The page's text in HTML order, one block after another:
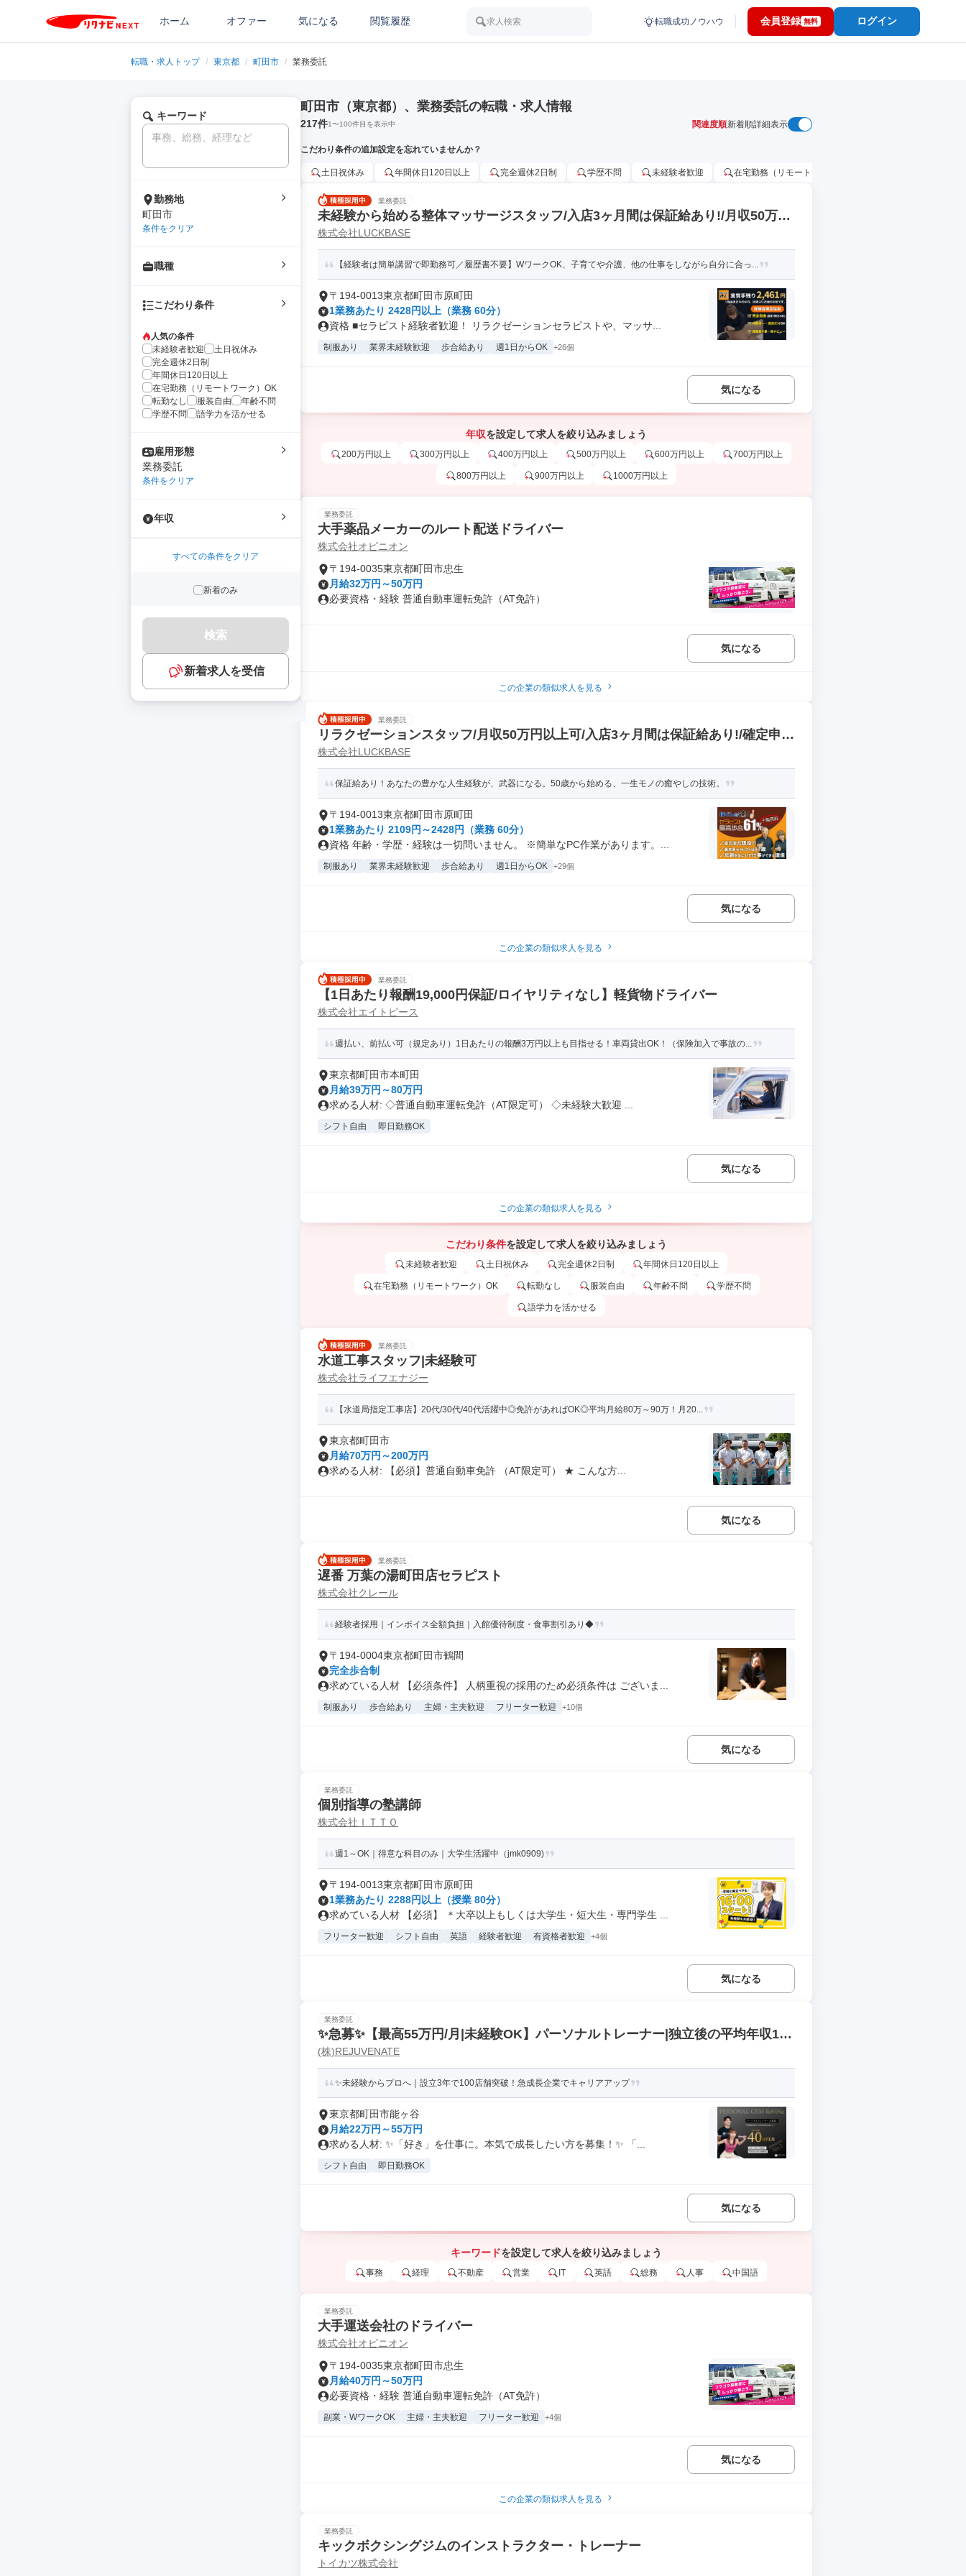
ホーム オファー 気になる 閲覧履歴 求人検索 転職成功ノウハウ 会員登録 無料 ログイン
転職・求人トップ / 東京都 / 町田市 / 業務委託
キーワード
勤務地
町田市
条件をクリア
職種
こだわり条件
人気の条件
未経験者歓迎
土日祝休み
完全週休2日制
年間休日120日以上
在宅勤務（リモートワーク）OK
転勤なし
服装自由
年齢不問
学歴不問
語学力を活かせる
雇用形態
業務委託
条件をクリア
年収
すべての条件をクリア
新着のみ
検索
新着求人を受信
町田市（東京都）、業務委託の転職・求人情報
217件1〜100件目を表示中 関連度順新着順詳細表示
こだわり条件の追加設定を忘れていませんか？
土日祝休み 年間休日120日以上 完全週休2日制 学歴不問 未経験者歓迎 在宅勤務（リモートワーク）OK
業務委託
未経験から始める整体マッサージスタッフ/入店3ヶ月間は保証給あり!/月収50万円
以上可/働き方自由!
株式会社LUCKBASE
【経験者は簡単講習で即勤務可／履歴書不要】WワークOK、子育てや介護、他の仕事をしながら自分に合っ...
〒194-0013東京都町田市原町田
1業務あたり 2428円以上（業務 60分）
資格 ■セラピスト経験者歓迎！ リラクゼーションセラピストや、マッサ...
制服あり 業界未経験歓迎 歩合給あり 週1日からOK +26個
気になる
年収を設定して求人を絞り込みましょう
200万円以上 300万円以上 400万円以上 500万円以上 600万円以上 700万円以上
800万円以上 900万円以上 1000万円以上
業務委託
大手薬品メーカーのルート配送ドライバー
株式会社オピニオン
〒194-0035東京都町田市忠生
月給32万円～50万円
必要資格・経験 普通自動車運転免許（AT免許）
気になる
この企業の類似求人を見る
業務委託
リラクゼーションスタッフ/月収50万円以上可/入店3ヶ月間は保証給あり!/確定申告
サポートあり
株式会社LUCKBASE
保証給あり！あなたの豊かな人生経験が、武器になる。50歳から始める、一生モノの癒やしの技術。
〒194-0013東京都町田市原町田
1業務あたり 2109円～2428円（業務 60分）
資格 年齢・学歴・経験は一切問いません。 ※簡単なPC作業があります。...
制服あり 業界未経験歓迎 歩合給あり 週1日からOK +29個
気になる
この企業の類似求人を見る
業務委託
【1日あたり報酬19,000円保証/ロイヤリティなし】軽貨物ドライバー
株式会社エイトピース
週払い、前払い可（規定あり）1日あたりの報酬3万円以上も目指せる！車両貸出OK！（保険加入で事故の...
東京都町田市本町田
月給39万円～80万円
求める人材: ◇普通自動車運転免許（AT限定可） ◇未経験大歓迎 ...
シフト自由 即日勤務OK
気になる
この企業の類似求人を見る
こだわり条件を設定して求人を絞り込みましょう
未経験者歓迎 土日祝休み 完全週休2日制 年間休日120日以上
在宅勤務（リモートワーク）OK 転勤なし 服装自由 年齢不問 学歴不問
語学力を活かせる
業務委託
水道工事スタッフ|未経験可
株式会社ライフエナジー
【水道局指定工事店】20代/30代/40代活躍中◎免許があればOK◎平均月給80万～90万！月20...
東京都町田市
月給70万円～200万円
求める人材: 【必須】普通自動車免許 （AT限定可） ★ こんな方...
気になる
業務委託
遅番 万葉の湯町田店セラピスト
株式会社クレール
経験者採用｜インボイス全額負担｜入館優待制度・食事割引あり◆
〒194-0004東京都町田市鶴間
完全歩合制
求めている人材 【必須条件】 人柄重視の採用のため必須条件は ございま...
制服あり 歩合給あり 主婦・主夫歓迎 フリーター歓迎 +10個
気になる
業務委託
個別指導の塾講師
株式会社ＩＴＴＯ
週1～OK｜得意な科目のみ｜大学生活躍中（jmk0909)
〒194-0013東京都町田市原町田
1業務あたり 2288円以上（授業 80分）
求めている人材 【必須】 ＊大卒以上もしくは大学生・短大生・専門学生 ...
フリーター歓迎 シフト自由 英語 経験者歓迎 有資格者歓迎 +4個
気になる
業務委託
✨️急募✨️【最高55万円/月|未経験OK】パーソナルトレーナー|独立後の平均年収1,5
50万|鶴川店
(株)REJUVENATE
✨未経験からプロへ｜設立3年で100店舗突破！急成長企業でキャリアアップ
東京都町田市能ヶ谷
月給22万円～55万円
求める人材: ✨「好き」を仕事に。本気で成長したい方を募集！✨ 「...
シフト自由 即日勤務OK
気になる
キーワードを設定して求人を絞り込みましょう
事務 経理 不動産 営業 IT 英語 総務 人事 中国語
業務委託
大手運送会社のドライバー
株式会社オピニオン
〒194-0035東京都町田市忠生
月給40万円～50万円
必要資格・経験 普通自動車運転免許（AT免許）
副業・WワークOK 主婦・主夫歓迎 フリーター歓迎 +4個
気になる
この企業の類似求人を見る
業務委託
キックボクシングジムのインストラクター・トレーナー
トイカツ株式会社